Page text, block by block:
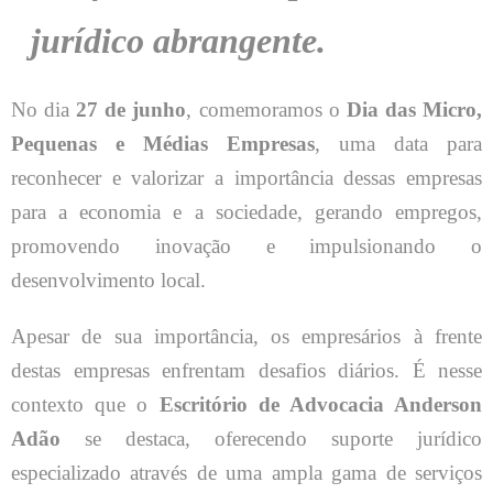
jurídico abrangente.
No dia27 de junho, comemoramos o Dia das Micro,
Pequenas e Médias Empresas, uma data para
reconhecer e valorizar a importância dessas empresas
para a economia e a sociedade, gerando empregos,
promovendo inovação e impulsionando o
desenvolvimento local.
Apesar de sua importância, os empresários à frente
destas empresas enfrentam desafios diários. É nesse
contexto que o Escritório de Advocacia Anderson
Adão se destaca, oferecendo suporte jurídico
especializado através de uma ampla gama de serviços